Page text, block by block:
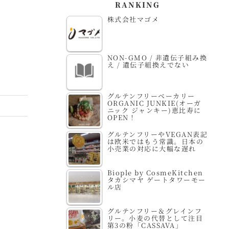
RANKING
株式会社マゴメ
NON-GMO / 非遺伝子組み換
え / 遺伝子組換えでない
グルテンフリーベーカリー
ORGANIC JUNKIE(オーガ
ニック ジャンキー)恵比寿に
OPEN！
グルテンフリーやVEGAN表記
は欧米ではもう常識。日本の
小売業の対応に大幅な遅れ
Biople by CosmeKitchen
タカシマヤ ゲートタワーモー
ル店
グルテンフリー＆グレインフ
リー。小麦の代替として注目
第3の粉「CASSAVA」